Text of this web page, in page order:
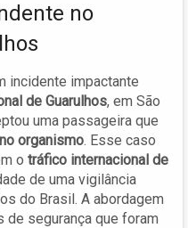
no
incidente impactante
de Guarulhos, em São
uma passageira que
organismo. Esse caso
o tráfico internacional de
de uma vigilância
do Brasil. A abordagem
de segurança que foram